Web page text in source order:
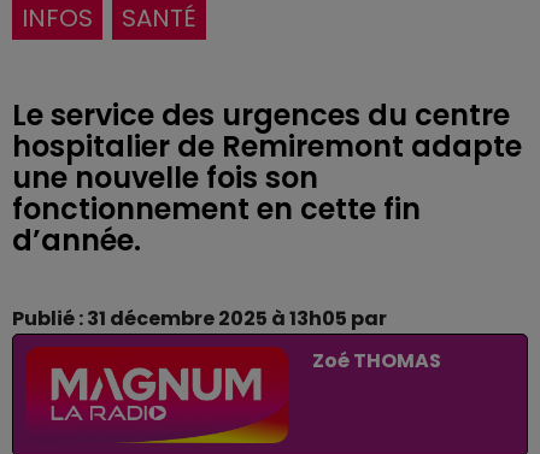
INFOS SANTÉ
Le service des urgences du centre
hospitalier de Remiremont adapte
une nouvelle fois son
fonctionnement en cette fin
d’année.
Publié : 31 décembre 2025 à 13h05 par
Zoé THOMAS